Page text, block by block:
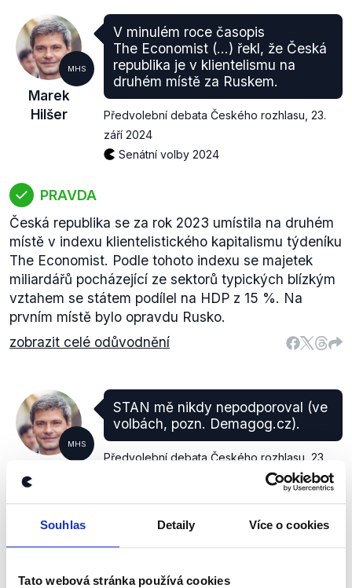
Souhlas Detaily Více o cookies
Tato webová stránka používá cookies
MHS
Marek
Hilšer
V minulém roce časopis
The Economist (...) řekl, že Česká
republika je v klientelismu na
druhém místě za Ruskem.
Předvolební debata Českého rozhlasu 23.
září 2024
Senátní volby 2024
PRAVDA
Česká republika se za rok 2023 umístila na druhém
místě v indexu klientelistického kapitalismu týdeníku
The Economist. Podle tohoto indexu se majetek
miliardářů pocházející ze sektorů typických blízkým
vztahem se státem podílel na HDP z 15 %. Na
prvním místě bylo opravdu Rusko.
zobrazit celé odůvodnění
MHS
Hilšer
STAN mě nikdy nepodporoval (ve
volbách, pozn. Demagog.cz).
Předvolební debata Českého rozhlasu 23.
kandidaturu Marka Hilšera podepsali i čtyři senátoři